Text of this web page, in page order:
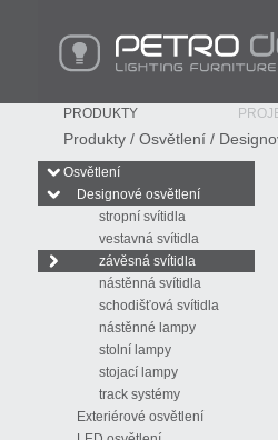
PRODUKTY
Produkty / Osvětlení /
Osvětlení
Designové osvětlení
stropní svítidla
vestavná svítidla
závěsná svítidla
nástěnná svítidla
schodišťová svítidla
nástěnné lampy
stolní lampy
stojací lampy
track systémy
Exteriérové osvětlení